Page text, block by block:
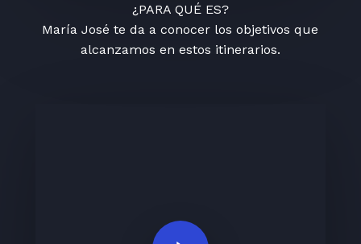
¿PARA QUÉ ES?
María José te da a conocer los objetivos que
alcanzamos en estos itinerarios.
Play Video